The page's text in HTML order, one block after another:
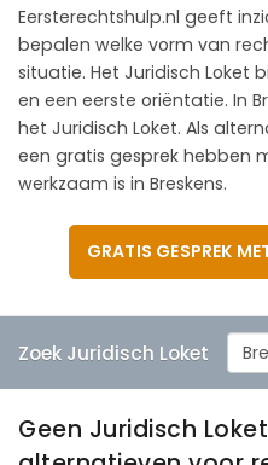
CONTACT
Eersterechtshulp.nl geeft
bepalen welke vorm van
situatie. Het Juridisch Loket
en een eerste oriëntatie. In
het Juridisch Loket. Als
een gratis gesprek hebben
werkzaam is in Breskens.
GRATIS GESPREK
Zoek Juridisch Loket
Geen Juridisch